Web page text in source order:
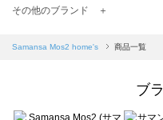
TSUHARU by Samansa Mos2（ツハ
Samansa Mos2 blue（サマンサモスモ
Te chichi（テチチ）の一覧
その他のブランド ＋
Samansa Mos2 home's 商品一覧
ブ